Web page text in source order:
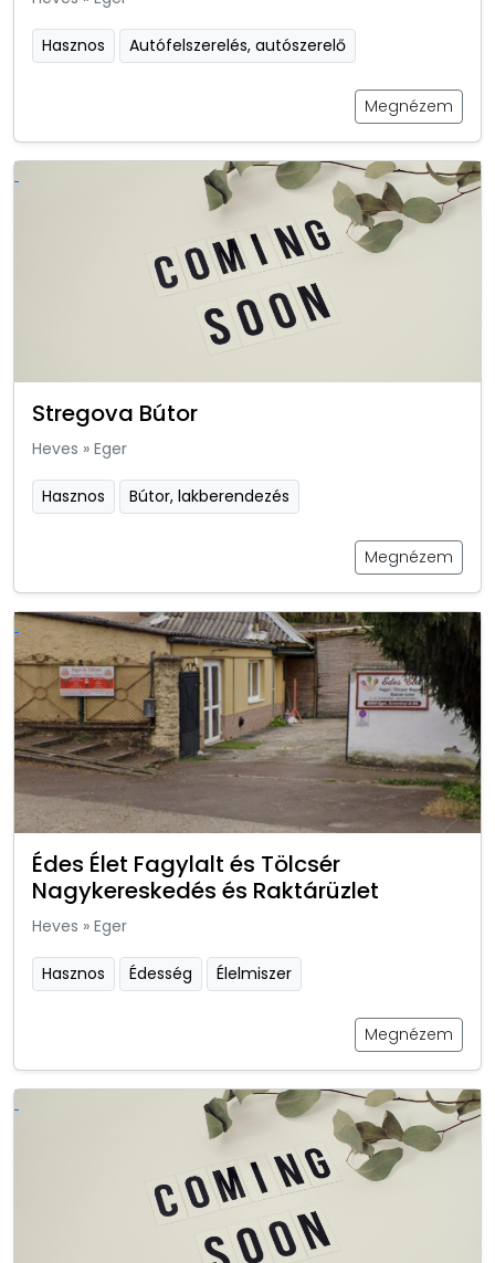
Hasznos Autófelszerelés, autószerelő
Megnézem
Stregova Bútor
Heves » Eger
Hasznos Bútor, lakberendezés
Megnézem
Édes Élet Fagylalt és Tölcsér
Nagykereskedés és Raktárüzlet
Heves » Eger
Hasznos Édesség Élelmiszer
Megnézem